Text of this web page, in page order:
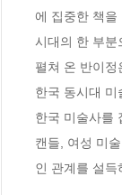
에 집중한 책
시대의 한 부분
펼쳐 온 반이
한국 동시대
한국 미술사를
캔들, 여성 미
인 관계를 설